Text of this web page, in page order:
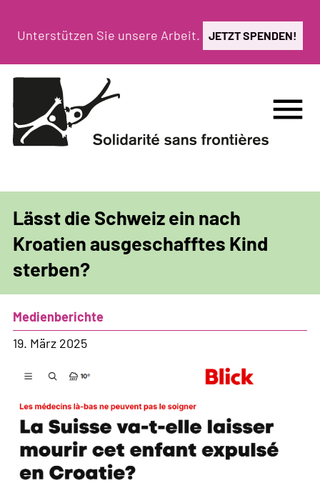
zumUnterstützen Sie unsere Arbeit. JETZT SPENDEN!
menu
Lässt die Schweiz ein nach
Kroatien ausgeschafftes Kind
sterben?
Medienberichte
19. März 2025